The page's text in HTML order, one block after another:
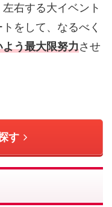
右する大イベント
をして、なるべく
う最大限努力させ
す